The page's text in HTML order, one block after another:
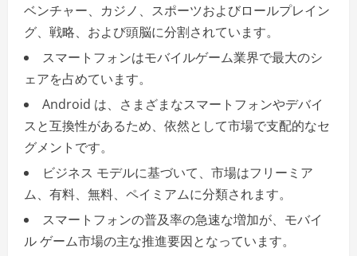
ベンチャー、カジノ、スポーツおよびロールプレイン
グ、戦略、および頭脳に分割されています。
スマートフォンはモバイルゲーム業界で最大のシ
ェアを占めています。
Android は、さまざまなスマートフォンやデバイ
スと互換性があるため、依然として市場で支配的なセ
グメントです。
ビジネス モデルに基づいて、市場はフリーミア
ム、有料、無料、ペイミアムに分類されます。
スマートフォンの普及率の急速な増加が、モバイ
ル ゲーム市場の主な推進要因となっています。